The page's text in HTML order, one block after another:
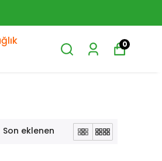
0
Son eklenen